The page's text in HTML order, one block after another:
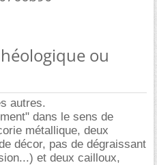
ou
autres.
dans le sens de
métallique, deux
décor, pas de dégraissant
et deux cailloux,